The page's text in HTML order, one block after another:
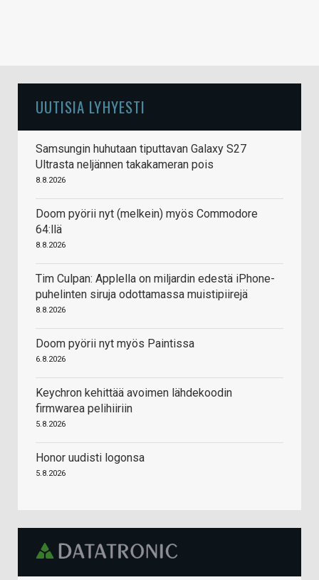
UUTISIA LYHYESTI
Samsungin huhutaan tiputtavan Galaxy S27
Ultrasta neljännen takakameran pois
8.8.2026
Doom pyörii nyt (melkein) myös Commodore
64:llä
8.8.2026
Tim Culpan: Applella on miljardin edestä iPhone-
puhelinten siruja odottamassa muistipiirejä
8.8.2026
Doom pyörii nyt myös Paintissa
6.8.2026
Keychron kehittää avoimen lähdekoodin
firmwarea pelihiiriin
5.8.2026
Honor uudisti logonsa
5.8.2026